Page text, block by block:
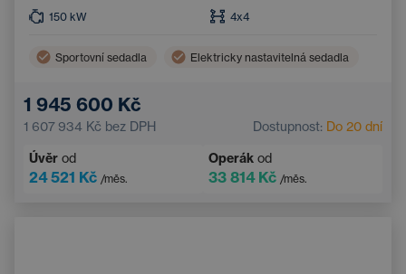
150 kW 4x4
Sportovní sedadla Elektricky nastavitelná sedadla
1 945 600 Kč
1 607 934 Kč bez DPH Dostupnost: Do 20 dní
Úvěr od
24 521 Kč /měs.
Operák od
33 814 Kč /měs.